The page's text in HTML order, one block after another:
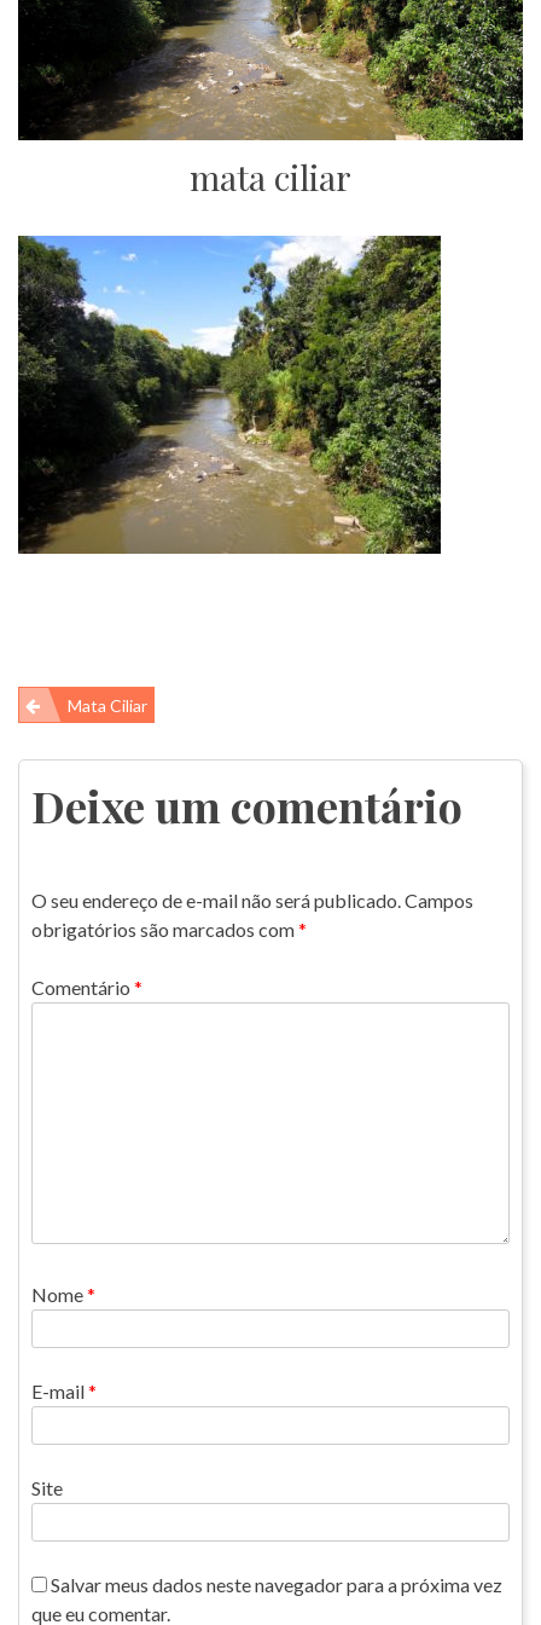
mata ciliar
Navegação
de
Post
Mata Ciliar
Deixe um comentário
O seu endereço de e-mail não será publicado.Campos
obrigatórios são marcados com*
Comentário *
Nome*
E-mail*
Site
Salvar meus dados neste navegador para a próxima vez
que eu comentar.